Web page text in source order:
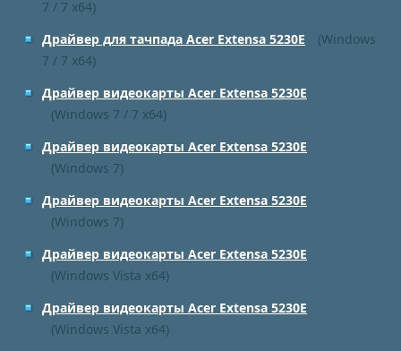
7 / 7 x64)
Драйвер для тачпада Acer Extensa 5230E
(Windows
7 / 7 x64)
Драйвер видеокарты Acer Extensa 5230E
(Windows 7 / 7 x64)
Драйвер видеокарты Acer Extensa 5230E
(Windows 7)
Драйвер видеокарты Acer Extensa 5230E
(Windows 7)
Драйвер видеокарты Acer Extensa 5230E
(Windows Vista x64)
Драйвер видеокарты Acer Extensa 5230E
(Windows Vista x64)